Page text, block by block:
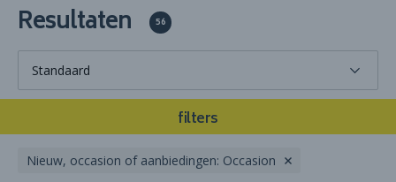
Resultaten 56
filters
Nieuw, occasion of aanbiedingen: Occasion